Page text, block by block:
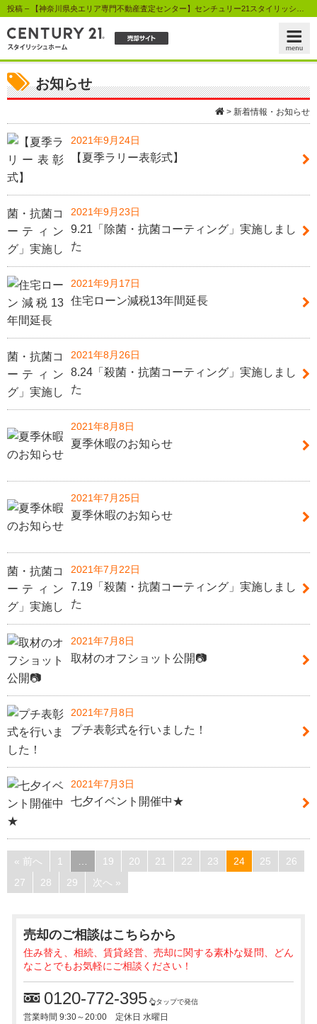
お知らせ
> 新着情報・お知らせ
2021年9月24日
【夏季ラリー表彰式】
2021年9月23日
9.21「除菌・抗菌コーティング」実施しまし
た
2021年9月17日
住宅ローン減税13年間延長
2021年8月26日
8.24「殺菌・抗菌コーティング」実施しまし
た
2021年8月8日
夏季休暇のお知らせ
2021年7月25日
夏季休暇のお知らせ
2021年7月22日
7.19「殺菌・抗菌コーティング」実施しまし
た
2021年7月8日
取材のオフショット公開📷
2021年7月8日
プチ表彰式を行いました！
2021年7月3日
七夕イベント開催中★
« 前へ 1 19 20 21 22 23 24 25
26
27
28 29 次へ »
売却のご相談はこちらから
住み替え、相続、賃貸経営、売却に関する素朴な疑問、どん
なことでもお気軽にご相談ください！
0120-772-395 タップで発信
営業時間 9:30～20:00 定休日 水曜日